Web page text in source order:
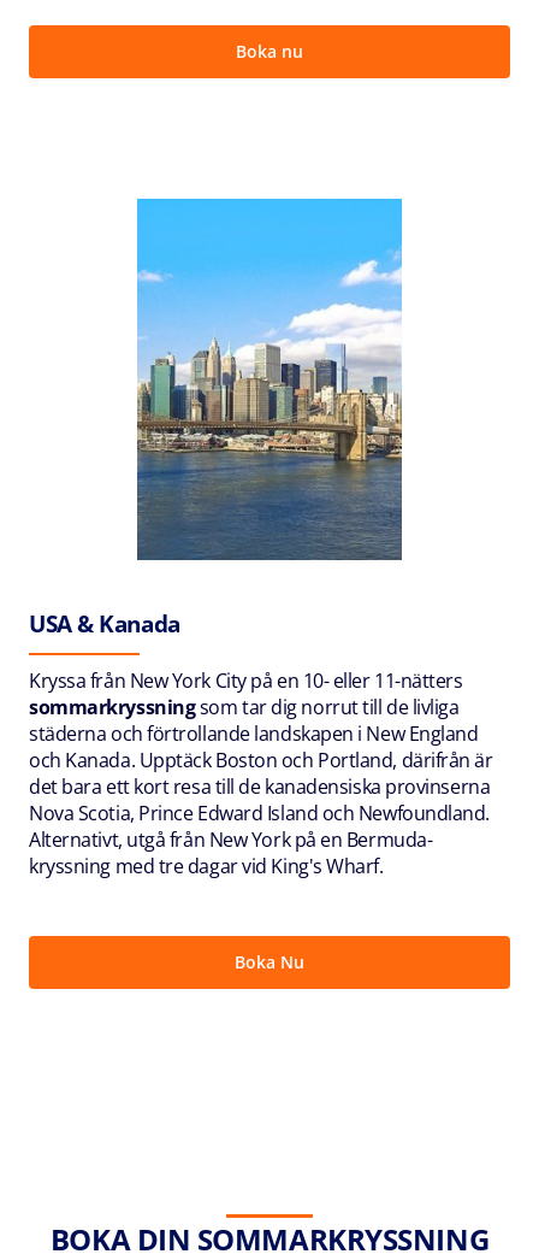
Boka nu
USA & Kanada
Kryssa från New York City på en 10- eller 11-nätters
sommarkryssningsom tar dig norrut till de livliga
städerna och förtrollande landskapen i New England
och Kanada. Upptäck Boston och Portland, därifrån är
det bara ett kort resa till de kanadensiska provinserna
Nova Scotia, Prince Edward Island och Newfoundland.
Alternativt, utgå från New York på en Bermuda-
kryssning med tre dagar vid King's Wharf.
Boka Nu
BOKA DIN SOMMARKRYSSNING